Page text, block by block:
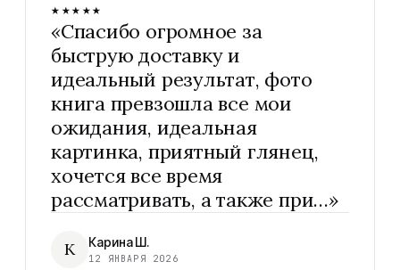
★★★★★
«Спасибо огромное за
быструю доставку и
идеальный результат, фото
книга превзошла все мои
ожидания, идеальная
картинка, приятный глянец,
хочется все время
рассматривать, а также при…»
К Карина Ш.
12 ЯНВАРЯ 2026